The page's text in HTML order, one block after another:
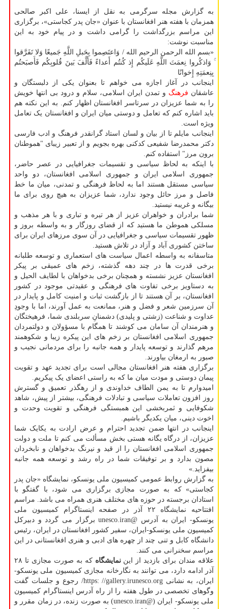
به گزارش مجله سرگرمی به نقل از ایسنا، علی اکبر صالحی
همزمان با هفته هنر افغانستان با عنوان «جان پدر کجاستی»، برگزاری
این مراسم بزرگداشت را گرامی داشت و در پیام خود به این
مناسبت نوشت:
«بسم الله الرحمن الرحیم الله / وَاعتَصِموا بِحَبلِ اللَّهِ جَمیعًا وَلا تَفَرَّقوا
ۚ وَاذکُروا نِعمَتَ اللَّهِ عَلَیکُم إِذ کُنتُم أَعداءً فَأَلَّفَ بَینَ قُلوبِکُم فَأَصبَحتُم
بِنِعمَتِهِ إِخوانًا
اینجانب در آغاز اجازه می خواهم تا بعنوان یکی از دلبستگان و
عاشقان فرهنگ و تمدن ایران اسلامی، سلام و درود بی انتها خویش
را به شما عزیزان در سرتاسر افغانستان اظهار کنم. به این نکته هم
باید اشاره کنم که تعامل و دوستی میان ایران و افغانستان یک تعامل
ویژه است.
اینجانب مایلم تا از بیان و لسان استاد گرانقدر فرهنگ و ادب فارسی
دکتر محمدرضا شفیعی کدکنی بهره بجویم و از تعبیر زیبای "هموطنان
برون مرز" استفاده کنم.
با اینکه به لحاظ سیاسی و تقسیمات جغرافیایی در عصر حاضر،
جمهوری اسلامی ایران و جمهوری اسلامی افغانستان، دو واحد
سیاسی مستقل هستند اما به لحاظ فرهنگی و تمدنی، میان ما خط
فاصل و مرز حائل وجود ندارد، شما عزیزان به هیچ روی برای ما
بیگانه و غریبه نیستید.
شما برادران و خواهران عزیز از هر تیره و تباری و با هر مذهب و
مسلکی هموطن ما هستید که از قضای روزگار و به واسطه بروز و
ظهور تقسیمات سیاسی و جغرافیایی در آن سوی مرزهای ایران برای
ساختن کشوری آباد و آزاد در تلاش هستید.
متاسفانه به واسطه اعمال سیاست های استعماری و توسعه طلبانه
برخی قدرت ها در چند دهه گذشته، زخم های عمیقی بر پیکر
افغانستان عزیز نشسته و همچنان برخی بدخواهان با لطایف الحیل و
به دستاویز برخی تفاوت های فرهنگی و عقیدتی موجود در کشور
افغانستان، بر آن هستند تا از بازگشت ثبات و امنیت کامل و پایدار در
آن سرزمین شعر و فضل و هنر، ممانعت به عمل آورند، اما با وجودِ
عداوت و شناعت (زشتی و پلیدی) دشمنانِ سربلندی شما، فرهیختگان
و هنرمندان آن سامان می کوشند تا همگام با مسؤولان و دولتمردان
جمهوری اسلامی افغانستان بر زخم های این پیکره زیبا و شکوهمند
مرهم گذارند و توسعه پایدار و همه جانبه را برای مردمانی نجیب و
صبور به ارمغان بیاورند.
برگزاری هفته هنر افغانستان مجالی است برای تجدید عهد و تقویت
پیمان دوستی و مودت میان ما که به راستی اعضای یک پیکریم.
امیدوارم تا به یمن الطاف خداوندی و از رهگذر تعمیق و گسترش
روز افزون تعاملات سیاسی و تبادلات فرهنگی، بیشتر از پیش، شاهد
شکوفایی و ثمربخشی این همبستگی فرهنگی و تقویت وحدت و
اخوت دینی، میان یکدیگر باشیم.
اینجانب در انتها ضمن تجدید احترام و عرض ارادت به یکایک شما
عزیزان، از درگاه یگانه هستی بخش مسألت می کنم تا ملت و دولت
جمهوری اسلامی افغانستان را از قید و نیرنگ بدخواهان و نابخردان
مصون بدارد و بر توفیقات شما در راه رشد و توسعه همه جانبه
بیفزاید.»
به گزارش روابط عمومی کمیسیون ملی یونسکو، نمایشگاه «جان پدر
کجاستی» که به صورت مجازی برگزاری می شود، با گفتگو با
استادان برجسته در حوزه های مختلف هنری همراه می باشد. مراسم
افتتاحیه نمایشگاه ۲۲ آذر در صفحه اینستاگرام کمیسیون ملی
یونسکو- ایران به آدرس @unesco.iran برگزار می گردد و دبیرکل
کمیسیون ملی یونسکو-ایران، سفیر کشور افغانستان در ایران، رئیس
دانشگاه کابل و تنی چند از چهره های ادبی و هنری افغانستانی در این
مراسم سخنرانی می کنند.
علاقه مندان برای بازدید از ایننمایشگاه
که به صورت مجازی تا ۲۸
آذر ادامه دارد، می توانند به نگارخانه مجازی کمیسیون ملی یونسکو-
ایران، به نشانی https: //gallery.irunesco.org/ رجوع و جلسات گفت
وگوهای تخصصی در طول هفته را از راه آدرس اینستاگرام کمیسیون
ملی یونسکو- ایران (@unesco.iran) به صورت زنده، در زمان مقرر و